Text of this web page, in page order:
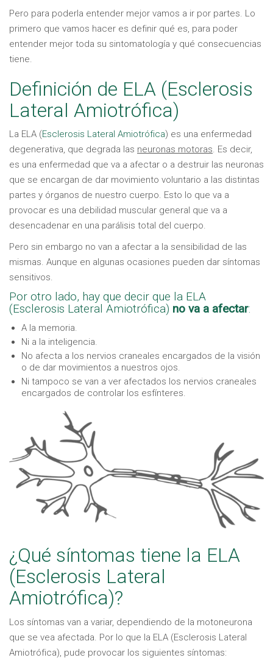
Pero para poderla entender mejor vamos a ir por partes. Lo
primero que vamos hacer es definir qué es, para poder
entender mejor toda su sintomatología y qué consecuencias
tiene.
Definición de ELA (Esclerosis
Lateral Amiotrófica)
La ELA (Esclerosis Lateral Amiotrófica) es una enfermedad
degenerativa, que degrada las neuronas motoras. Es decir,
es una enfermedad que va a afectar o a destruir las neuronas
que se encargan de dar movimiento voluntario a las distintas
partes y órganos de nuestro cuerpo. Esto lo que va a
provocar es una debilidad muscular general que va a
desencadenar en una parálisis total del cuerpo.
Pero sin embargo no van a afectar a la sensibilidad de las
mismas. Aunque en algunas ocasiones pueden dar síntomas
sensitivos.
Por otro lado, hay que decir que la ELA
(Esclerosis Lateral Amiotrófica) no va a afectar:
A la memoria.
Ni a la inteligencia.
No afecta a los nervios craneales encargados de la visión
o de dar movimientos a nuestros ojos.
Ni tampoco se van a ver afectados los nervios craneales
encargados de controlar los esfínteres.
¿Qué síntomas tiene la ELA
(Esclerosis Lateral
Amiotrófica)?
Los síntomas van a variar, dependiendo de la motoneurona
que se vea afectada. Por lo que la ELA (Esclerosis Lateral
Amiotrófica), pude provocar los siguientes síntomas: